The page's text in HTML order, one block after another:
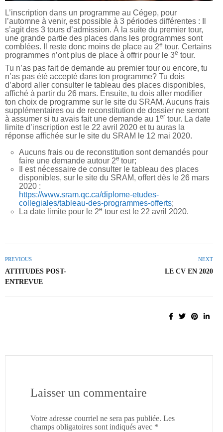
L’inscription dans un programme au Cégep, pour
l’automne à venir, est possible à 3 périodes différentes : Il
s’agit des 3 tours d’admission. À la suite du premier tour,
une grande partie des places dans les programmes sont
comblées. Il reste donc moins de place au 2e tour. Certains
programmes n’ont plus de place à offrir pour le 3e tour.
Tu n’as pas fait de demande au premier tour ou encore, tu
n’as pas été accepté dans ton programme? Tu dois
d’abord aller consulter le tableau des places disponibles,
affiché à partir du 26 mars. Ensuite, tu dois aller modifier
ton choix de programme sur le site du SRAM. Aucuns frais
supplémentaires ou de reconstitution de dossier ne seront
à assumer si tu avais fait une demande au 1er tour. La date
limite d’inscription est le 22 avril 2020 et tu auras la
réponse affichée sur le site du SRAM le 12 mai 2020.
Aucuns frais ou de reconstitution sont demandés pour
faire une demande autour 2e tour;
Il est nécessaire de consulter le tableau des places
disponibles, sur le site du SRAM, offert dès le 26 mars
2020 :
https://www.sram.qc.ca/diplome-etudes-
collegiales/tableau-des-programmes-offerts;
La date limite pour le 2e tour est le 22 avril 2020.
PREVIOUS
ATTITUDES POST-
ENTREVUE
NEXT
LE CV EN 2020
Laisser un commentaire
Votre adresse courriel ne sera pas publiée. Les
champs obligatoires sont indiqués avec *